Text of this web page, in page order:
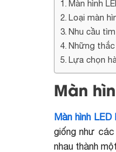
Màn hình
Loại màn
Nhu cầu
Những
Lựa chọn
Màn
Màn hình
giống như
nhau thành